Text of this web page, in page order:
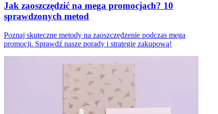
Jak zaoszczędzić na mega promocjach? 10
sprawdzonych metod
Poznaj skuteczne metody na zaoszczędzenie podczas mega
promocji. Sprawdź nasze porady i strategię zakupową!